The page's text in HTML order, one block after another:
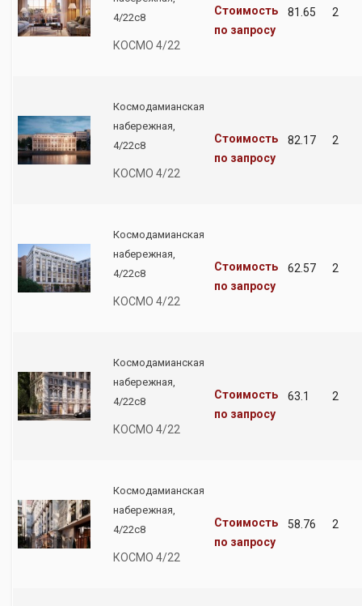
4/22с8
КОСМО 4/22
Стоимость
по запросу
81.65 2
Космодамианская
набережная,
4/22с8
КОСМО 4/22
Стоимость
по запросу
82.17 2
Космодамианская
набережная,
4/22с8
КОСМО 4/22
Стоимость
по запросу
62.57 2
Космодамианская
набережная,
4/22с8
КОСМО 4/22
Стоимость
по запросу
63.1 2
Космодамианская
набережная,
4/22с8
КОСМО 4/22
Стоимость
по запросу
58.76 2